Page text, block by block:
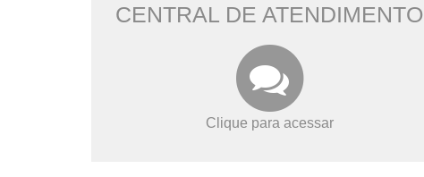
CENTRAL DE ATENDIMENTO
Clique para acessar